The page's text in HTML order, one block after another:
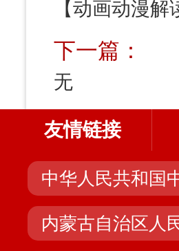
下一篇：
无
友情链接
中华人民共和国
内蒙古自治区人